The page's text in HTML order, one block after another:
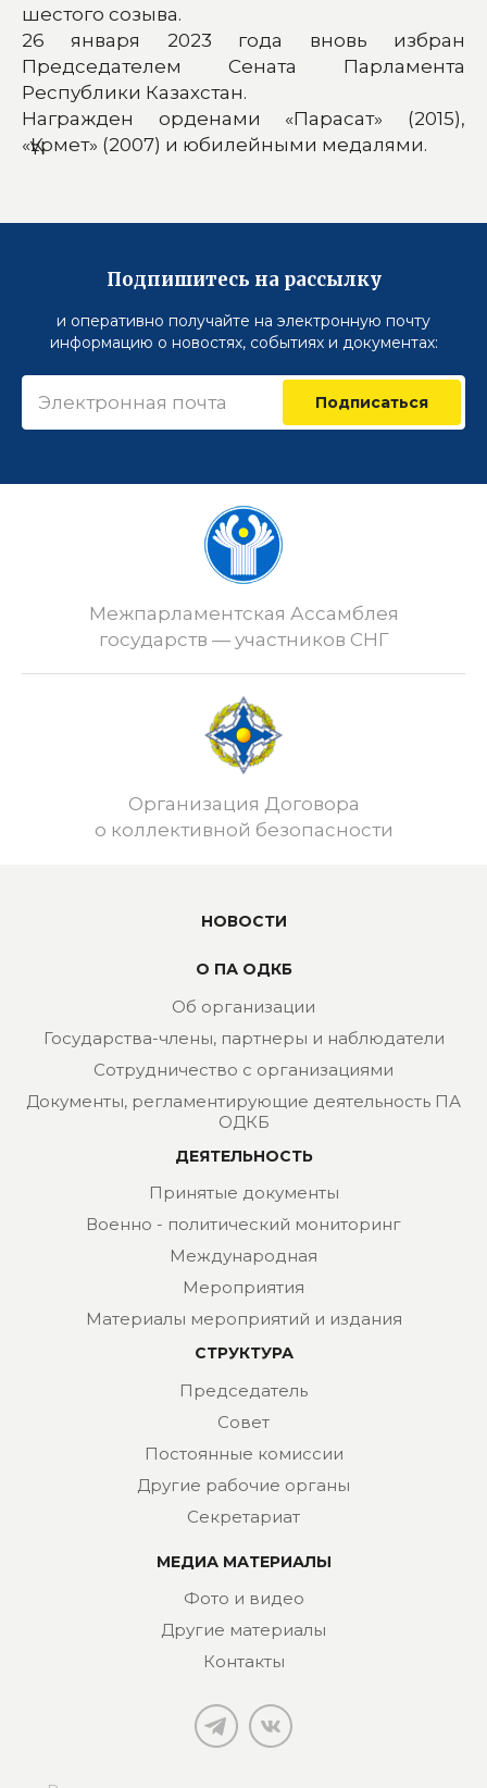
шестого созыва.
26 января 2023 года вновь избран
Председателем Сената Парламента
Республики Казахстан.
Награжден орденами «Парасат» (2015),
«Құрмет» (2007) и юбилейными медалями.
Подпишитесь на рассылку
и оперативно получайте на электронную почту
информацию о новостях, событиях и документах:
Подписаться
Межпарламентская Ассамблея
государств — участников СНГ
Организация Договора
о коллективной безопасности
НОВОСТИ
О ПА ОДКБ
Об организации
Государства-члены, партнеры и наблюдатели
Сотрудничество с организациями
Документы, регламентирующие деятельность ПА
ОДКБ
ДЕЯТЕЛЬНОСТЬ
Принятые документы
Военно - политический мониторинг
Международная
Мероприятия
Материалы мероприятий и издания
СТРУКТУРА
Председатель
Совет
Постоянные комиссии
Другие рабочие органы
Секретариат
МЕДИА МАТЕРИАЛЫ
Фото и видео
Другие материалы
Контакты